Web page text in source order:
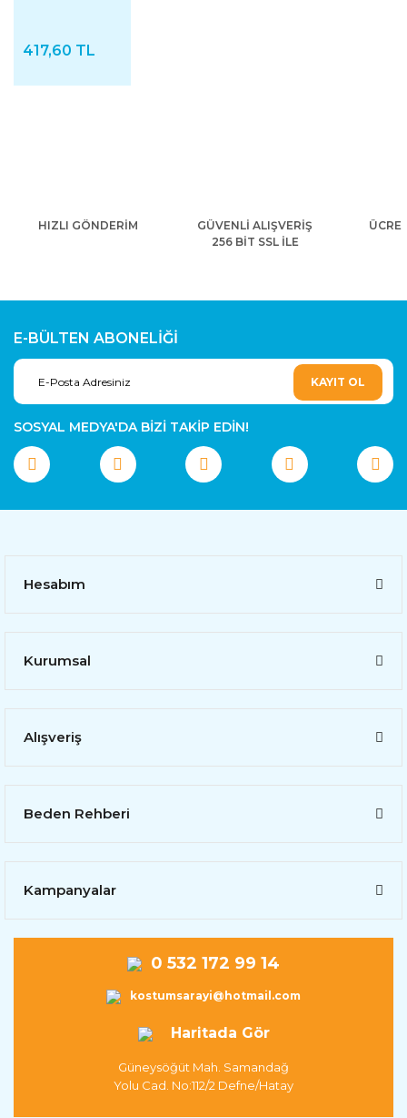
417,60 TL
HIZLI GÖNDERİM
GÜVENLİ ALIŞVERİŞ
256 BİT SSL İLE
E-BÜLTEN ABONELİĞİ
KAYIT OL
SOSYAL MEDYA'DA BİZİ TAKİP EDİN!
Hesabım
Kurumsal
Alışveriş
Beden Rehberi
Kampanyalar
0 532 172 99 14
kostumsarayi@hotmail.com
Haritada Gör
Güneysöğüt Mah. Samandağ
Yolu Cad. No:112/2 Defne/Hatay